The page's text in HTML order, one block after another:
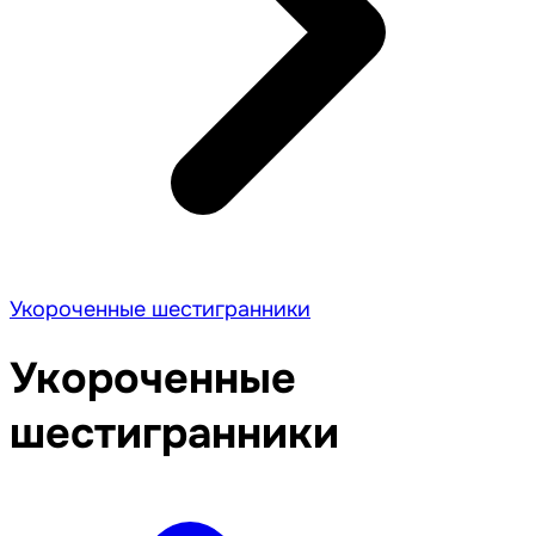
Укороченные шестигранники
Укороченные
шестигранники